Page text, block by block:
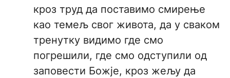
кроз труд да поставимо смирење
као темељ свог живота, да у сваком
тренутку видимо где смо
погрешили, где смо одступили од
заповести Божје, кроз жељу да